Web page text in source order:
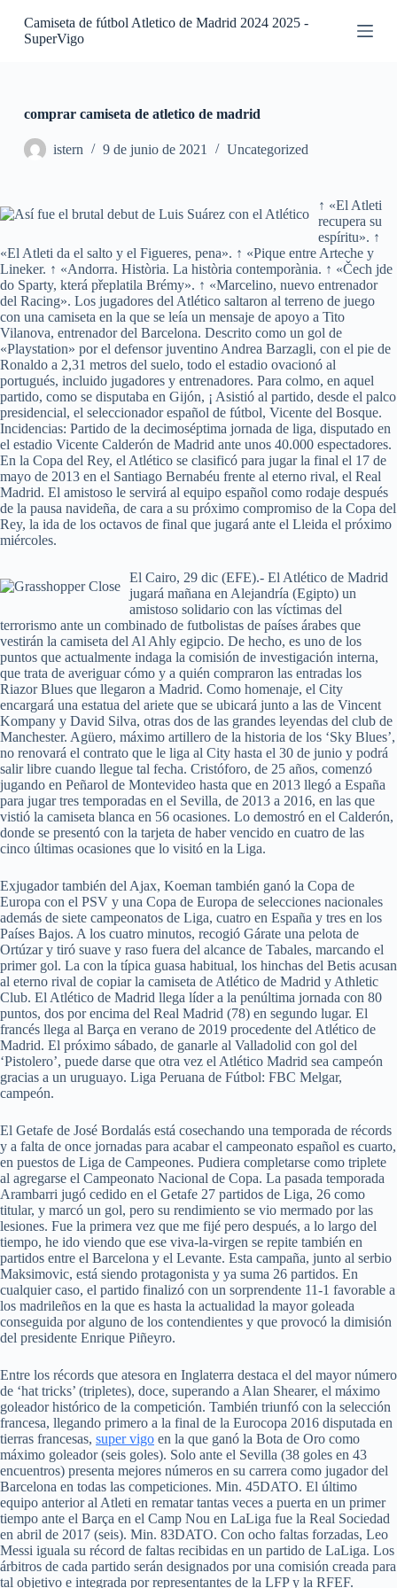
S
e
n
d
o
Camiseta de fútbol Atletico de Madrid 2024 2025 -
SuperVigo
comprar camiseta de atletico de madrid
istern 9 de junio de 2021 Uncategorized
↑ «El Atleti
recupera su
espíritu». ↑
«El Atleti da el salto y el Figueres, pena». ↑ «Pique entre Arteche y
Lineker. ↑ «Andorra. Història. La història contemporània. ↑ «Čech jde
do Sparty, která přeplatila Brémy». ↑ «Marcelino, nuevo entrenador
del Racing». Los jugadores del Atlético saltaron al terreno de juego
con una camiseta en la que se leía un mensaje de apoyo a Tito
Vilanova, entrenador del Barcelona. Descrito como un gol de
«Playstation» por el defensor juventino Andrea Barzagli, con el pie de
Ronaldo a 2,31 metros del suelo, todo el estadio ovacionó al
portugués, incluido jugadores y entrenadores. Para colmo, en aquel
partido, como se disputaba en Gijón, ¡ Asistió al partido, desde el palco
presidencial, el seleccionador español de fútbol, Vicente del Bosque.
Incidencias: Partido de la decimoséptima jornada de liga, disputado en
el estadio Vicente Calderón de Madrid ante unos 40.000 espectadores.
En la Copa del Rey, el Atlético se clasificó para jugar la final el 17 de
mayo de 2013 en el Santiago Bernabéu frente al eterno rival, el Real
Madrid. El amistoso le servirá al equipo español como rodaje después
de la pausa navideña, de cara a su próximo compromiso de la Copa del
Rey, la ida de los octavos de final que jugará ante el Lleida el próximo
miércoles.
El Cairo, 29 dic (EFE).- El Atlético de Madrid
jugará mañana en Alejandría (Egipto) un
amistoso solidario con las víctimas del
terrorismo ante un combinado de futbolistas de países árabes que
vestirán la camiseta del Al Ahly egipcio. De hecho, es uno de los
puntos que actualmente indaga la comisión de investigación interna,
que trata de averiguar cómo y a quién compraron las entradas los
Riazor Blues que llegaron a Madrid. Como homenaje, el City
encargará una estatua del ariete que se ubicará junto a las de Vincent
Kompany y David Silva, otras dos de las grandes leyendas del club de
Manchester. Agüero, máximo artillero de la historia de los ‘Sky Blues’,
no renovará el contrato que le liga al City hasta el 30 de junio y podrá
salir libre cuando llegue tal fecha. Cristóforo, de 25 años, comenzó
jugando en Peñarol de Montevideo hasta que en 2013 llegó a España
para jugar tres temporadas en el Sevilla, de 2013 a 2016, en las que
vistió la camiseta blanca en 56 ocasiones. Lo demostró en el Calderón,
donde se presentó con la tarjeta de haber vencido en cuatro de las
cinco últimas ocasiones que lo visitó en la Liga.
Exjugador también del Ajax, Koeman también ganó la Copa de
Europa con el PSV y una Copa de Europa de selecciones nacionales
además de siete campeonatos de Liga, cuatro en España y tres en los
Países Bajos. A los cuatro minutos, recogió Gárate una pelota de
Ortúzar y tiró suave y raso fuera del alcance de Tabales, marcando el
primer gol. La con la típica guasa habitual, los hinchas del Betis acusan
al eterno rival de copiar la camiseta de Atlético de Madrid y Athletic
Club. El Atlético de Madrid llega líder a la penúltima jornada con 80
puntos, dos por encima del Real Madrid (78) en segundo lugar. El
francés llega al Barça en verano de 2019 procedente del Atlético de
Madrid. El próximo sábado, de ganarle al Valladolid con gol del
‘Pistolero’, puede darse que otra vez el Atlético Madrid sea campeón
gracias a un uruguayo. Liga Peruana de Fútbol: FBC Melgar,
campeón.
El Getafe de José Bordalás está cosechando una temporada de récords
y a falta de once jornadas para acabar el campeonato español es cuarto,
en puestos de Liga de Campeones. Pudiera completarse como triplete
al agregarse el Campeonato Nacional de Copa. La pasada temporada
Arambarri jugó cedido en el Getafe 27 partidos de Liga, 26 como
titular, y marcó un gol, pero su rendimiento se vio mermado por las
lesiones. Fue la primera vez que me fijé pero después, a lo largo del
tiempo, he ido viendo que ese viva-la-virgen se repite también en
partidos entre el Barcelona y el Levante. Esta campaña, junto al serbio
Maksimovic, está siendo protagonista y ya suma 26 partidos. En
cualquier caso, el partido finalizó con un sorprendente 11-1 favorable a
los madrileños en la que es hasta la actualidad la mayor goleada
conseguida por alguno de los contendientes y que provocó la dimisión
del presidente Enrique Piñeyro.
Entre los récords que atesora en Inglaterra destaca el del mayor número
de ‘hat tricks’ (tripletes), doce, superando a Alan Shearer, el máximo
goleador histórico de la competición. También triunfó con la selección
francesa, llegando primero a la final de la Eurocopa 2016 disputada en
tierras francesas, super vigo en la que ganó la Bota de Oro como
máximo goleador (seis goles). Solo ante el Sevilla (38 goles en 43
encuentros) presenta mejores números en su carrera como jugador del
Barcelona en todas las competiciones. Min. 45DATO. El último
equipo anterior al Atleti en rematar tantas veces a puerta en un primer
tiempo ante el Barça en el Camp Nou en LaLiga fue la Real Sociedad
en abril de 2017 (seis). Min. 83DATO. Con ocho faltas forzadas, Leo
Messi iguala su récord de faltas recibidas en un partido de LaLiga. Los
árbitros de cada partido serán designados por una comisión creada para
tal objetivo e integrada por representantes de la LFP y la RFEF.